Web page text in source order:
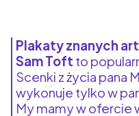
Plakaty znanych
Sam Toft to
Scenki z życia pana
wykonuje tylko w
My mamy w ofercie